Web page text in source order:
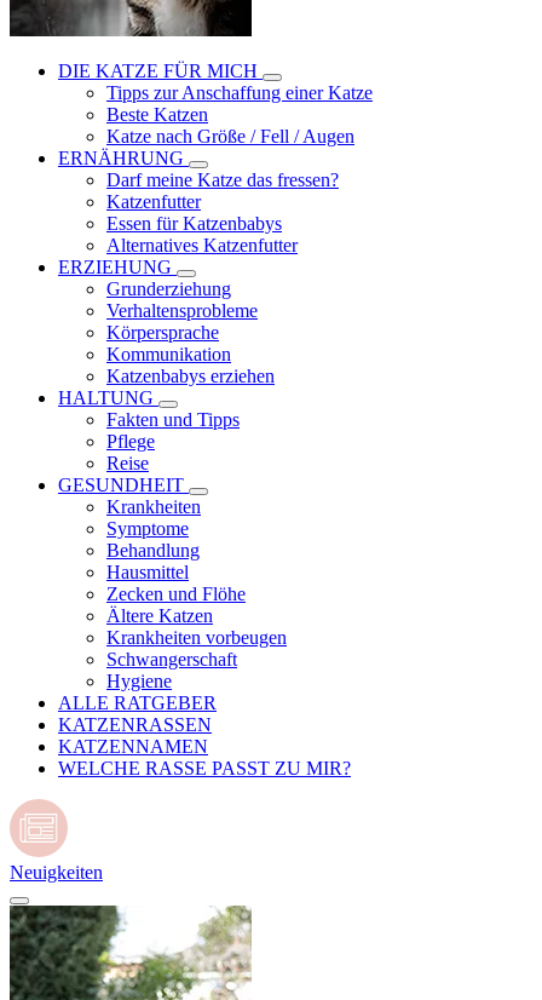
DIE KATZE FÜR MICH
Tipps zur Anschaffung einer Katze
Beste Katzen
Katze nach Größe / Fell / Augen
ERNÄHRUNG
Darf meine Katze das fressen?
Katzenfutter
Essen für Katzenbabys
Alternatives Katzenfutter
ERZIEHUNG
Grunderziehung
Verhaltensprobleme
Körpersprache
Kommunikation
Katzenbabys erziehen
HALTUNG
Fakten und Tipps
Pflege
Reise
GESUNDHEIT
Krankheiten
Symptome
Behandlung
Hausmittel
Zecken und Flöhe
Ältere Katzen
Krankheiten vorbeugen
Schwangerschaft
Hygiene
ALLE RATGEBER
KATZENRASSEN
KATZENNAMEN
WELCHE RASSE PASST ZU MIR?
Neuigkeiten